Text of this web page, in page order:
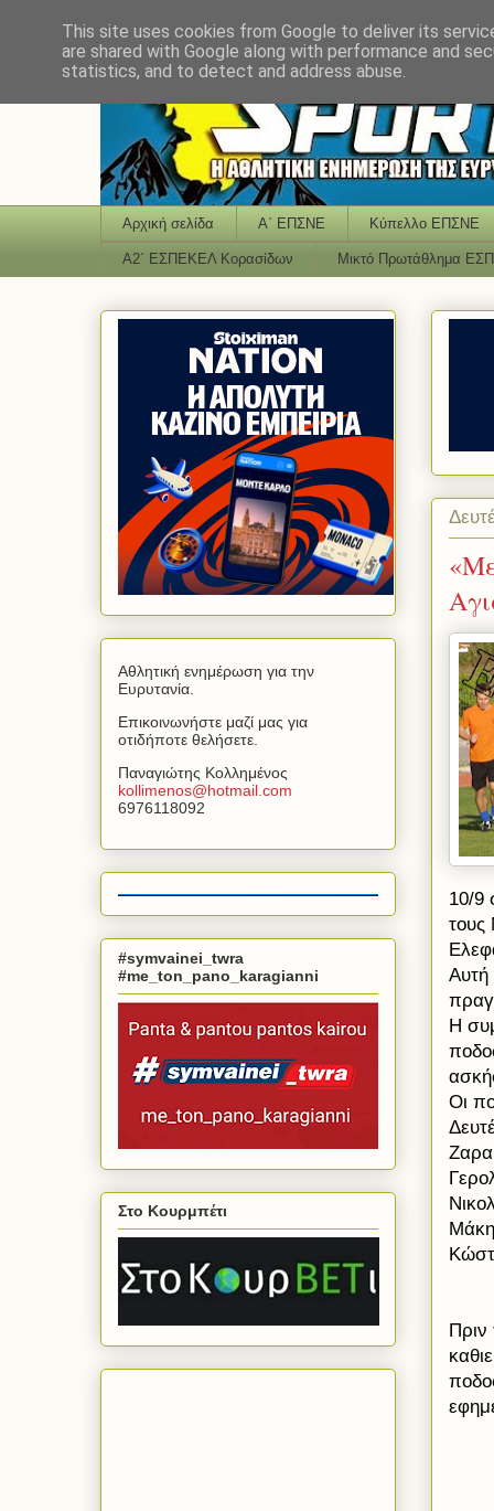
Αρχική σελίδα Α΄ ΕΠΣΝΕ Κύπελλο ΕΠΣΝΕ
Α2΄ ΕΣΠΕΚΕΛ Κορασίδων Μικτό Πρωτάθλημα
10/9
τους
Αυτή
Η
Οι
Αθλητική ενημέρωση για την
Ευρυτανία.
Επικοινωνήστε μαζί μας για
οτιδήποτε θελήσετε.
Παναγιώτης Κολλημένος
kollimenos@hotmail com
6976118092
#symvainei_twra
#me_ton_pano_karagianni
Στο Κουρμπέτι
This site uses cookies from Google to deliver its
are shared with Google along with performance and
statistics, and to detect and address abuse.